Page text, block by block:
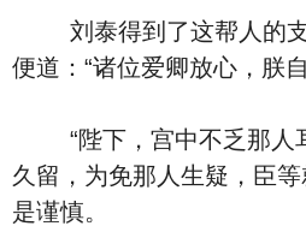
刘泰得到了这帮人的支
便道：“诸位爱卿放心，朕
“陛下，宫中不乏那人
久留，为免那人生疑，臣
是谨慎。